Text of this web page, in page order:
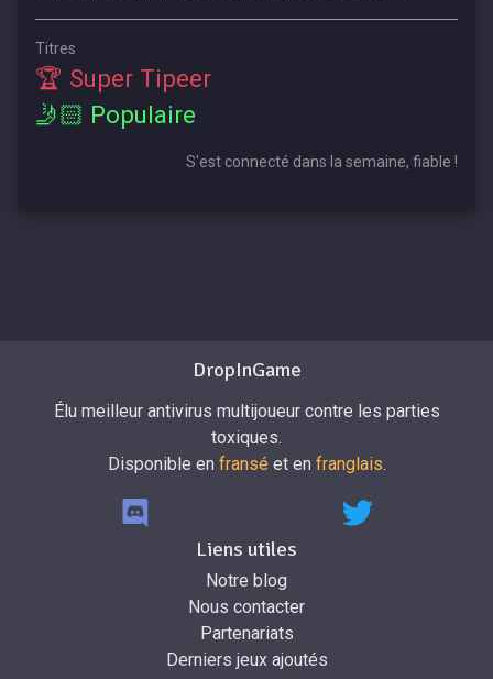
Titres
🏆 Super Tipeer
🤳🏻 Populaire
S'est connecté dans la semaine, fiable !
DropInGame
Élu meilleur antivirus multijoueur contre les parties
toxiques.
Disponible en fransé et en franglais.
Liens utiles
Notre blog
Nous contacter
Partenariats
Derniers jeux ajoutés